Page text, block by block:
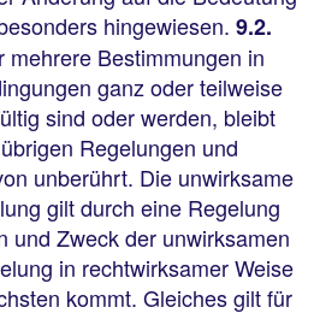
hingewiesen. 9.2.
mehrere Bestimmungen in
ganz oder teilweise
sind oder werden, bleibt
Regelungen und
unberührt. Die unwirksame
gilt durch eine Regelung
und Zweck der unwirksamen
in rechtwirksamer Weise
kommt. Gleiches gilt für